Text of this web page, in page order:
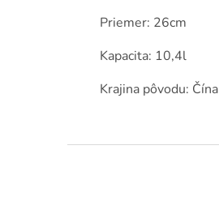
Priemer: 26cm
Kapacita: 10,4l
Krajina pôvodu: Čína